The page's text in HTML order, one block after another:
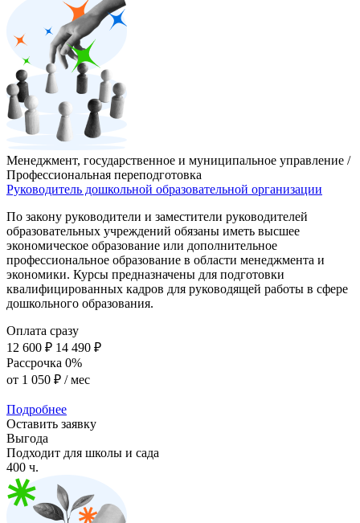
Менеджмент, государственное и муниципальное управление /
Профессиональная переподготовка
Руководитель дошкольной образовательной организации
По закону руководители и заместители руководителей
образовательных учреждений обязаны иметь высшее
экономическое образование или дополнительное
профессиональное образование в области менеджмента и
экономики. Курсы предназначены для подготовки
квалифицированных кадров для руководящей работы в сфере
дошкольного образования.
Оплата сразу
12 600 ₽ 14 490 ₽
Рассрочка 0%
от 1 050 ₽ / мес
Подробнее
Оставить заявку
Выгода
Подходит для школы и сада
400 ч.